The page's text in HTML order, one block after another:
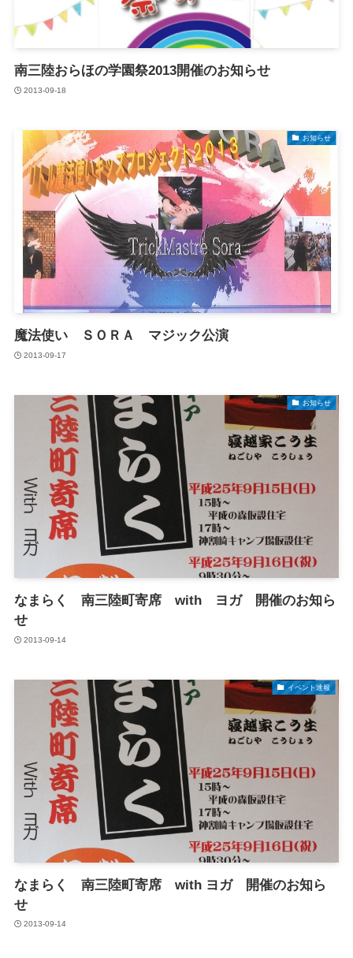
南三陸おらほの学園祭2013開催のお知らせ
2013-09-18
お知らせ
魔法使い ＳＯＲＡ マジック公演
2013-09-17
お知らせ
なまらく 南三陸町寄席 with ヨガ 開催のお知ら
せ
2013-09-14
イベント速報
なまらく 南三陸町寄席 with ヨガ 開催のお知ら
せ
2013-09-14